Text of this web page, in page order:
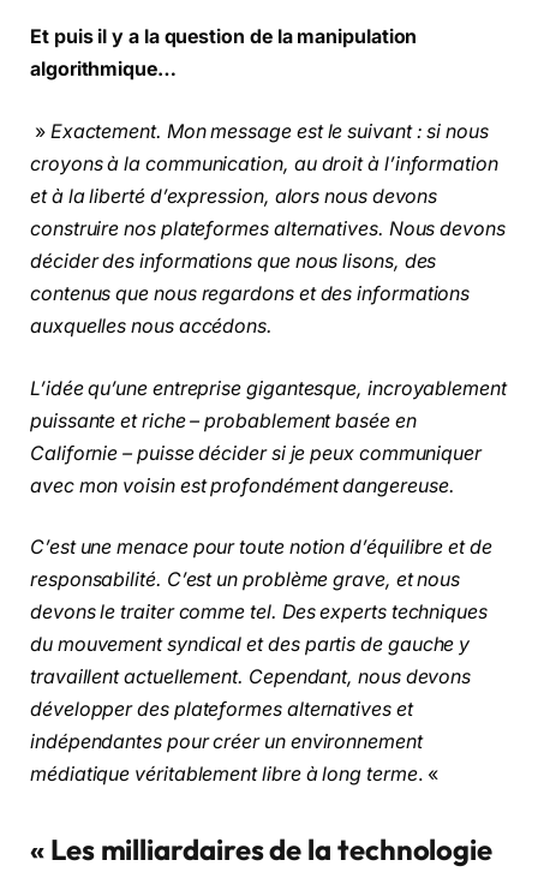
Et puis il y a la question de la manipulation
algorithmique…
» Exactement. Mon message est le suivant : si nous
croyons à la communication, au droit à l’information
et à la liberté d’expression, alors nous devons
construire nos plateformes alternatives. Nous devons
décider des informations que nous lisons, des
contenus que nous regardons et des informations
auxquelles nous accédons.
L’idée qu’une entreprise gigantesque, incroyablement
puissante et riche – probablement basée en
Californie – puisse décider si je peux communiquer
avec mon voisin est profondément dangereuse.
C’est une menace pour toute notion d’équilibre et de
responsabilité. C’est un problème grave, et nous
devons le traiter comme tel. Des experts techniques
du mouvement syndical et des partis de gauche y
travaillent actuellement. Cependant, nous devons
développer des plateformes alternatives et
indépendantes pour créer un environnement
médiatique véritablement libre à long terme. «
« Les milliardaires de la technologie